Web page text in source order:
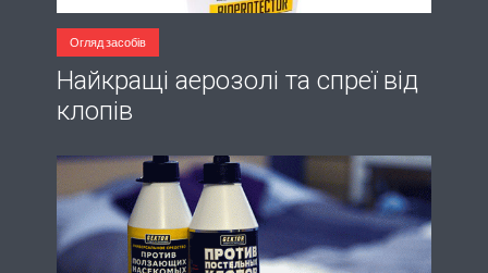
Огляд засобів
Найкращі аерозолі та спреї від
клопів